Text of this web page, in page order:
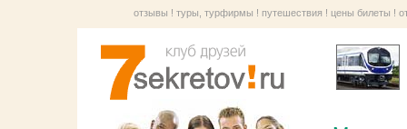
отзывы ! туры, турфирмы ! путешествия ! цены билеты !